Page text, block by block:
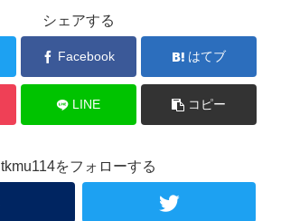
シェアする
Facebook はてブ
LINE コピー
tkmu114をフォローする